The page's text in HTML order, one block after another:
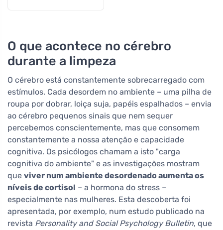
O que acontece no cérebro
durante a limpeza
O cérebro está constantemente sobrecarregado com
estímulos. Cada desordem no ambiente – uma pilha de
roupa por dobrar, loiça suja, papéis espalhados – envia
ao cérebro pequenos sinais que nem sequer
percebemos conscientemente, mas que consomem
constantemente a nossa atenção e capacidade
cognitiva. Os psicólogos chamam a isto "carga
cognitiva do ambiente" e as investigações mostram
que viver num ambiente desordenado aumenta os
níveis de cortisol – a hormona do stress –
especialmente nas mulheres. Esta descoberta foi
apresentada, por exemplo, num estudo publicado na
revista Personality and Social Psychology Bulletin, que